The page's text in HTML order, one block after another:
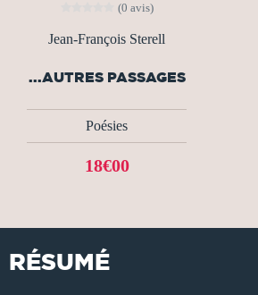
(0 avis)
Jean-François Sterell
...AUTRES PASSAGES
Poésies
18€00
RÉSUMÉ